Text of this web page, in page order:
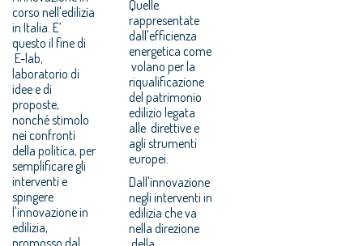
corso nell'edilizia
in Italia. E’
questo il fine di
E-lab,
laboratorio di
idee e di
proposte,
nonché stimolo
nei confronti
della politica, per
semplificare gli
interventi e
spingere
l'innovazione in
edilizia,
promosso dal
Quelle
rappresentate
dall'efficienza
energetica come
volano per la
riqualificazione
del patrimonio
edilizio legata
alle direttive e
agli strumenti
europei.
Dall'innovazione
negli interventi in
edilizia che va
nella direzione